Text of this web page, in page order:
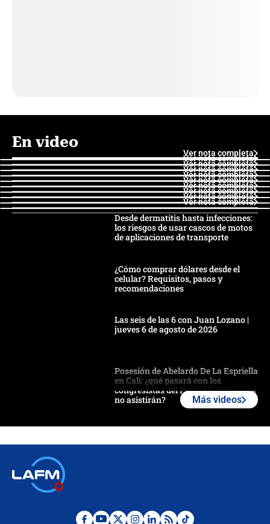
En video
Ver nota completa
Ver nota completa
Ver nota completa
Ver nota completa
Ver nota completa
Ver nota completa
Ver nota completa
Ver nota completa
Ver nota completa
Ver nota completa
Desde dermatitis hasta infecciones:
los riesgos de usar cascos de motos
de aplicaciones de transporte
¿Cómo comprar dólares desde el
celular? Requisitos, pasos y
recomendaciones
Las seis de las 6 con Juan Lozano |
jueves 6 de agosto de 2026
Posesión de Abelardo De La Espriella
en Cali: ¿qué pasará con los
congresistas del Pacto Histórico que
no asistirán?
Más videos